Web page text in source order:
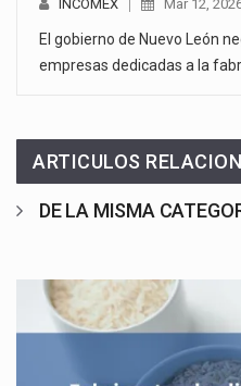
INCOMEX Mar 12,
El gobierno de Nuevo León
empresas dedicadas a la
ARTICULOS
DE LA MISMA